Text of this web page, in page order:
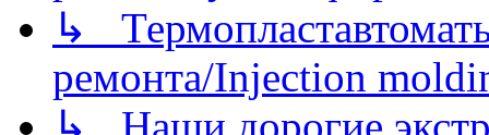
↳
ремонта/Injection
↳ Наши дорогие